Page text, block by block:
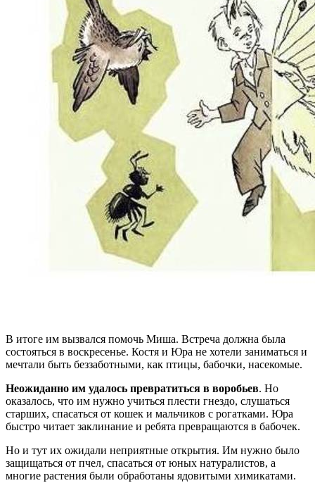
В итоге им вызвался помочь Миша. Встреча должна была
состояться в воскресенье. Костя и Юра не хотели заниматься и
мечтали быть беззаботными, как птицы, бабочки, насекомые.
Неожиданно им удалось превратиться в воробьев. Но
оказалось, что им нужно учиться плести гнездо, слушаться
старших, спасаться от кошек и мальчиков с рогатками. Юра
быстро читает заклинание и ребята превращаются в бабочек.
Но и тут их ожидали неприятные открытия. Им нужно было
защищаться от пчел, спасаться от юных натуралистов, а
многие растения были обработаны ядовитыми химикатами.